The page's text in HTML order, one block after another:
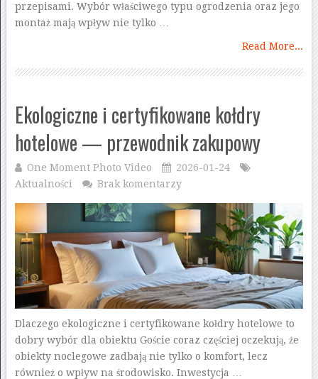
przepisami. Wybór właściwego typu ogrodzenia oraz jego
montaż mają wpływ nie tylko …
Read More...
Ekologiczne i certyfikowane kołdry
hotelowe — przewodnik zakupowy
One Moment Photo Video
2026-01-24
Aktualności
Brak komentarzy
Dlaczego ekologiczne i certyfikowane kołdry hotelowe to
dobry wybór dla obiektu Goście coraz częściej oczekują, że
obiekty noclegowe zadbają nie tylko o komfort, lecz
również o wpływ na środowisko. Inwestycja …